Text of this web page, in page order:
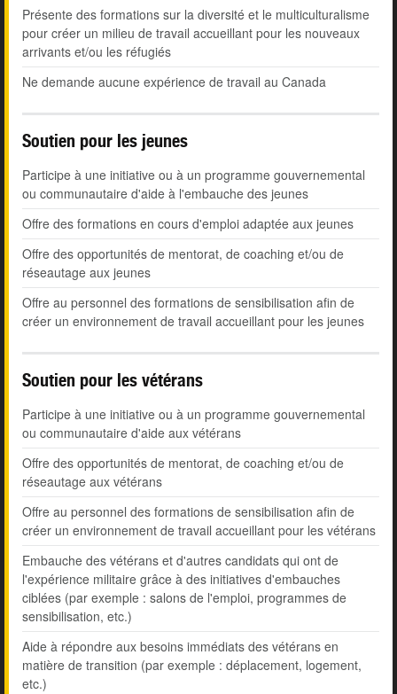
Présente des formations sur la diversité et le multiculturalisme
pour créer un milieu de travail accueillant pour les nouveaux
arrivants et/ou les réfugiés
Ne demande aucune expérience de travail au Canada
Soutien pour les jeunes
Participe à une initiative ou à un programme gouvernemental
ou communautaire d'aide à l'embauche des jeunes
Offre des formations en cours d'emploi adaptée aux jeunes
Offre des opportunités de mentorat, de coaching et/ou de
réseautage aux jeunes
Offre au personnel des formations de sensibilisation afin de
créer un environnement de travail accueillant pour les jeunes
Soutien pour les vétérans
Participe à une initiative ou à un programme gouvernemental
ou communautaire d'aide aux vétérans
Offre des opportunités de mentorat, de coaching et/ou de
réseautage aux vétérans
Offre au personnel des formations de sensibilisation afin de
créer un environnement de travail accueillant pour les vétérans
Embauche des vétérans et d'autres candidats qui ont de
l'expérience militaire grâce à des initiatives d'embauches
ciblées (par exemple : salons de l'emploi, programmes de
sensibilisation, etc.)
Aide à répondre aux besoins immédiats des vétérans en
matière de transition (par exemple : déplacement, logement,
etc.)